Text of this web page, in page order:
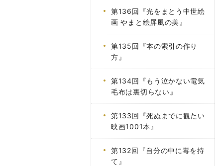
第136回『光をまとう中世絵
画 やまと絵屏風の美』
第135回『本の索引の作り
方』
第134回『もう泣かない電気
毛布は裏切らない』
第133回『死ぬまでに観たい
映画1001本』
第132回『自分の中に毒を持
て』